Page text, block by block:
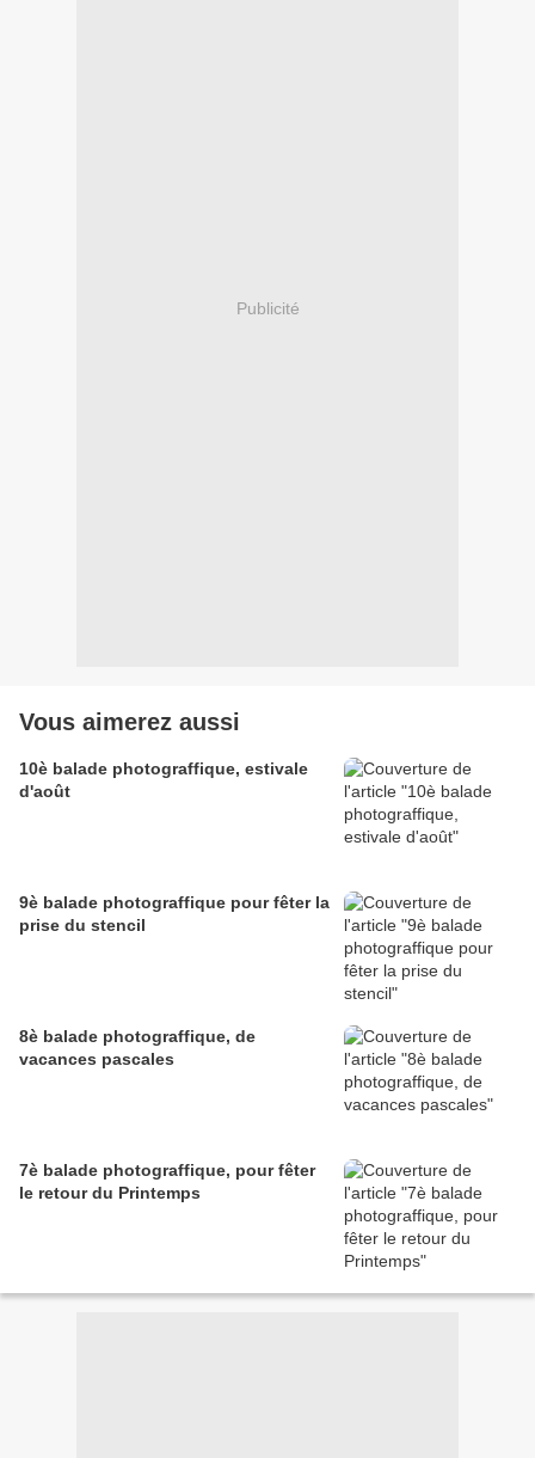
Publicité
Vous aimerez aussi
10è balade photograffique, estivale
d'août
9è balade photograffique pour fêter la
prise du stencil
8è balade photograffique, de
vacances pascales
7è balade photograffique, pour fêter
le retour du Printemps